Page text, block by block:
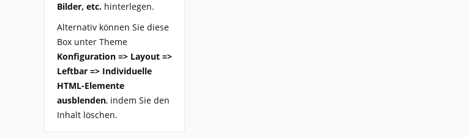
Bilder, etc. hinterlegen.
Alternativ können Sie diese
Box unter Theme
Konfiguration => Layout =>
Leftbar => Individuelle
HTML-Elemente
ausblenden, indem Sie den
Inhalt löschen.